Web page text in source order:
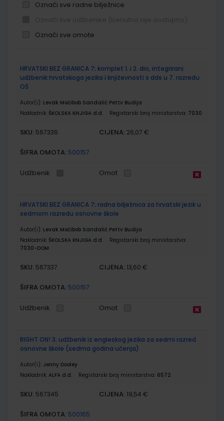
Označi sve radne bilježnice
Označi sve omote
proizvodi
HRVATSKI BEZ GRANICA 7; komplet 1. i 2. dio, integrirani
udžbenik hrvatskoga jezika i književnosti s dds u 7. razredu
OŠ
Autor(i): Levak Močibob Sandalić Pettv Budija
Nakladnik: ŠKOLSKA KNJIGA d.d. Registarski broj ministarstva: 7030
SKU: 567336 CIJENA: 26,07 €
ŠIFRA OMOTA: 500157
Udžbenik Omot
HRVATSKI BEZ GRANICA 7; radna bilježnica za hrvatski jezik u
sedmom razredu osnovne škole
Autor(i): Levak Močibob Sandalić Pettv Budija
Nakladnik: ŠKOLSKA KNJIGA d.d.
Registarski broj ministarstva:
7030-DOM
SKU: 567337 CIJENA: 13,60 €
ŠIFRA OMOTA: 500157
Udžbenik Omot
RIGHT ON! 3; udžbenik iz engleskog jezika za sedmi razred
osnovne škole (sedma godina učenja)
Autor(i): Jenny Dooley
Nakladnik: ALFA d.d. Registarski broj ministarstva: 6572
SKU: 567345 CIJENA: 19,54 €
ŠIFRA OMOTA: 500165